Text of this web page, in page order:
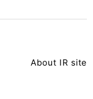
About IR site